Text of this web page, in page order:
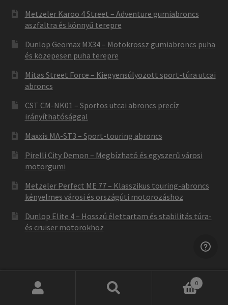
Metzeler Karoo 4 Street – Adventure gumiabroncs
aszfaltra és könnyű terepre
Dunlop Geomax MX34 – Motokrossz gumiabroncs puha
és közepesen puha terepre
Mitas Street Force – Kiegyensúlyozott sport-túra utcai
abroncs
CST CM-NK01 – Sportos utcai abroncs precíz
irányíthatósággal
Maxxis MA-ST3 – Sport-touring abroncs
Pirelli City Demon – Megbízható és egyszerű városi
motorgumi
Metzeler Perfect ME 77 – Klasszikus touring-abroncs
kényelmes városi és országúti motorozáshoz
Dunlop Elite 4 – Hosszú élettartam és stabilitás túra-
és cruiser motorokhoz
Keresés
0